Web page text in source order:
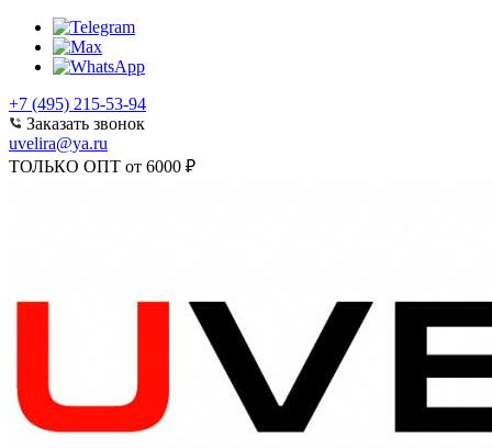
+7 (495) 215-53-94
Заказать звонок
uvelira@ya.ru
ТОЛЬКО ОПТ от 6000 ₽